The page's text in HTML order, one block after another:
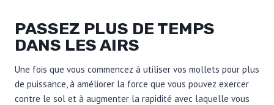
PASSEZ PLUS DE TEMPS
DANS LES AIRS
Une fois que vous commencez à utiliser vos mollets pour plus
de puissance, à améliorer la force que vous pouvez exercer
contre le sol et à augmenter la rapidité avec laquelle vous